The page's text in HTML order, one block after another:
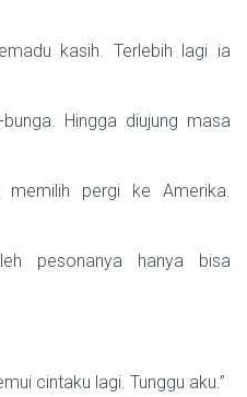
kasih. Terlebih lagi ia
Hingga diujung masa
pergi ke Amerika.
pesonanya hanya bisa
cintaku lagi. Tunggu aku.”